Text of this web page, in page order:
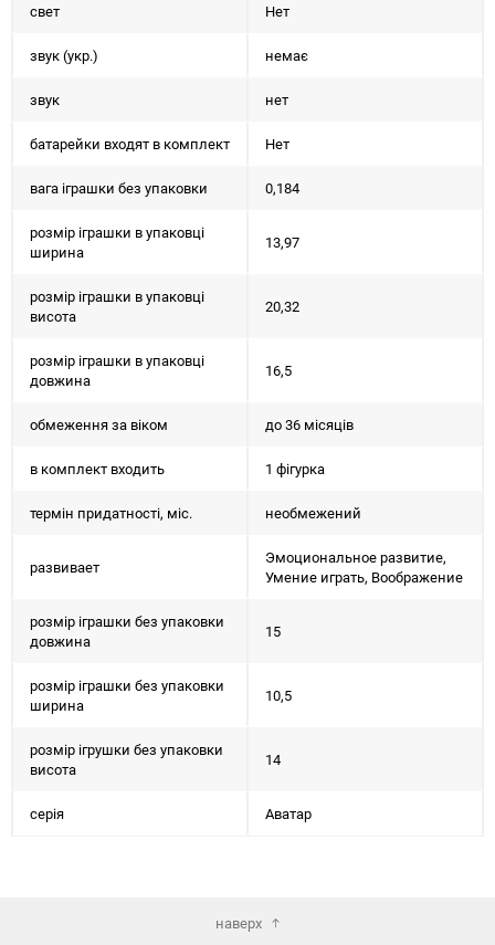
свет Нет
звук (укр.) немає
звук нет
батарейки входят в комплект Нет
вага іграшки без упаковки 0,184
розмір іграшки в упаковці
ширина
13,97
розмір іграшки в упаковці
висота
20,32
розмір іграшки в упаковці
довжина
16,5
обмеження за віком до 36 місяців
в комплект входить 1 фігурка
термін придатності, міс. необмежений
развивает
Эмоциональное развитие,
Умение играть, Воображение
розмір іграшки без упаковки
довжина
15
розмір іграшки без упаковки
ширина
10,5
розмір ігрушки без упаковки
висота
14
серія Аватар
наверх